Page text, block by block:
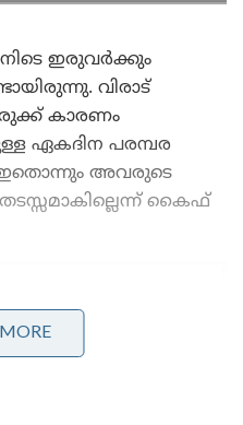
ഇരുവർക്കും
വിരാട്
കാരണം
ഏകദിന പരമ്പര
ഇതൊന്നും അവരുടെ
കൈഫ്